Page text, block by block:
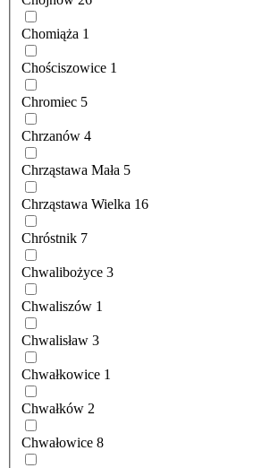
Chomiąża 1
Chościszowice 1
Chromiec 5
Chrzanów 4
Chrząstawa Mała 5
Chrząstawa Wielka 16
Chróstnik 7
Chwalibożyce 3
Chwaliszów 1
Chwalisław 3
Chwałkowice 1
Chwałków 2
Chwałowice 8